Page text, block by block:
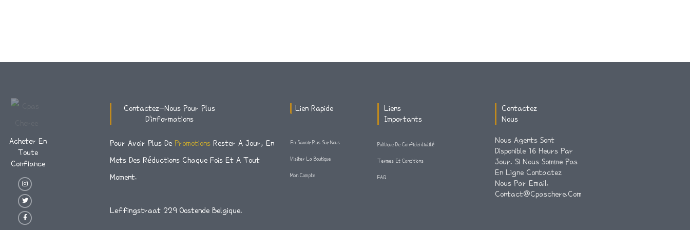
Acheter En
Toute
Confiance
I
N
S
T
A
G
R
A
M
T
W
I
T
T
E
R
F
A
C
E
B
O
O
K
-
Contactez-Nous Pour Plus
D'informations
Pour Avoir Plus DePromotions Rester A Jour, En
Mets Des Réductions Chaque Fois Et A Tout
Moment.
Leffingstraat 229 Oostende Belgique.
Lien Rapide
En Savoir Plus Sur Nous
Visiter La Boutique
Mon Compte
Liens
Importants
Politique De Confidentialité
Termes Et Conditions
FAQ
Contactez
Nous
Nous Agents Sont
Disponible 16 Heurs Par
Jour. Si Nous Somme Pas
En Ligne Contactez
Nous Par Email.
Contact@cpaschere.com